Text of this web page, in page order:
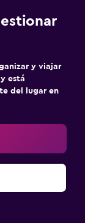
y viajar
está
del lugar en